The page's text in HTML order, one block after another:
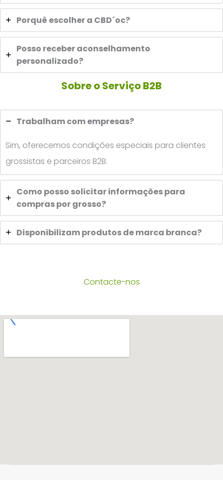
Porquê escolher a CBD´oc?
Posso receber aconselhamento
personalizado?
Sobre o Serviço B2B
Trabalham com empresas?
Sim, oferecemos condições especiais para clientes
grossistas e parceiros B2B.
Como posso solicitar informações para
compras por grosso?
Disponibilizam produtos de marca branca?
Contacte-nos